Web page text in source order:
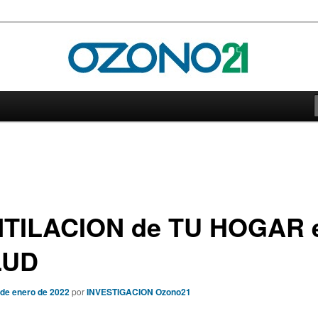
de TU HOGAR
enero de 2022porINVESTIGACION Ozono21